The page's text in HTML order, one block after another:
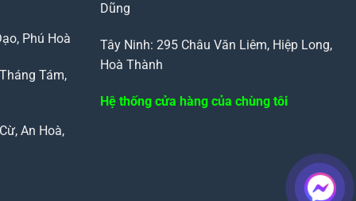
Phú Hoà
Tám,
An Hoà,
Dũng
Tây Ninh: 295 Châu Văn Liêm, Hiệp Long,
Hoà Thành
Hệ thống cửa hàng của chùng tôi